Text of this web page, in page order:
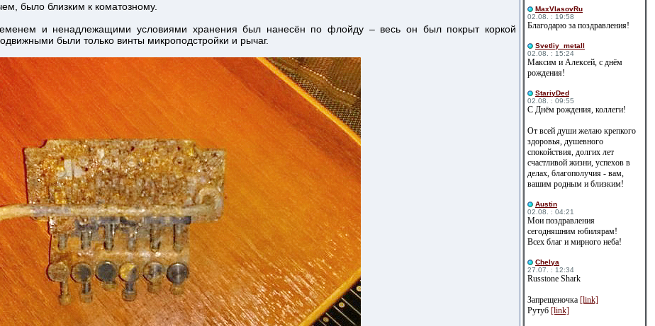
было близким к коматозному.
и ненадлежащими условиями хранения был нанесён по флойду – весь он был покрыт коркой
были только винты микроподстройки и рычаг.
MaxVlasovRu
02.08. : 19:58
Благодарю за поздравления!
Svetliy_metall
02.08. : 15:24
Максим и Алексей, с днём
рождения!
StariyDed
02.08. : 09:55
С Днём рождения, коллеги!
От всей души желаю крепкого
здоровья, душевного
спокойствия, долгих лет
счастливой жизни, успехов в
делах, благополучия - вам,
вашим родным и близким!
Austin
02.08. : 04:21
Мои поздравления
сегодняшним юбилярам!
Всех благ и мирного неба!
Сhelya
27.07. : 12:34
Russtone Shark
Запрещеночка [link]
Рутуб [link]